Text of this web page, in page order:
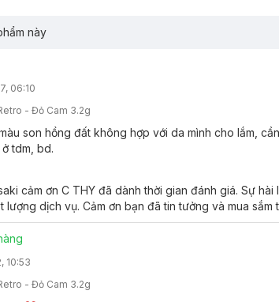
Son Lì Australis Grlboss Matte
mát.
tiếp, nơi có nhiệt độ cao hoặc ẩm ướt.
sử dụng.
nhau tuỳ cơ địa của người dùng
này
06:10
- Đỏ Cam 3.2g
son hồng đất không hợp với da mình cho lắm,
tdm, bd.
cảm ơn C THY đã dành thời gian đánh giá. Sự
lượng dịch vụ. Cảm ơn bạn đã tin tưởng và mua sắm
10:53
- Đỏ Cam 3.2g